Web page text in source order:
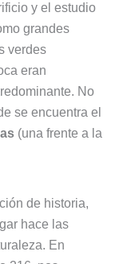
y el estudio
grandes
verdes
eran
No
se encuentra el
(una frente a la
de historia,
hace las
En